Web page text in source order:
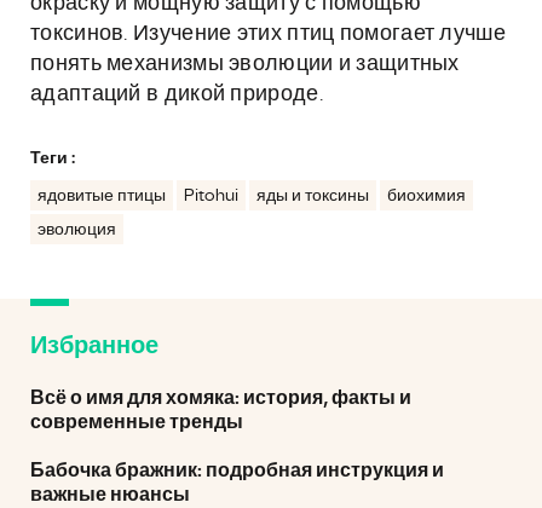
токсинов. Изучение этих птиц помогает лучше
понять механизмы эволюции и защитных
адаптаций в дикой природе.
Теги :
ядовитые птицы Pitohui яды и токсины
биохимия
эволюция
Избранное
Всё о имя для хомяка: история, факты и
современные тренды
Бабочка бражник: подробная инструкция и
важные нюансы